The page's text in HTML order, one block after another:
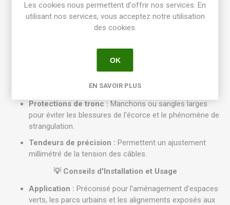
nécessaires pour une installation sécurisée (données
standards Toltex KH5) :
ancres à enfoncer, conçus pour une tenue maximale en
rupture et à la corrosion.
Protections de tronc : Manchons ou sangles larges
pour éviter les blessures de l'écorce et le phénomène de
strangulation.
Tendeurs de précision : Permettent un ajustement
millimétré de la tension des câbles.
💡 Conseils d'Installation et Usage
Application : Préconisé pour l'aménagement d'espaces
verts, les parcs urbains et les alignements exposés aux
Les cookies nous permettent d'offrir nos services. En
utilisant nos services, vous acceptez notre utilisation
des cookies.
OK
EN SAVOIR PLUS